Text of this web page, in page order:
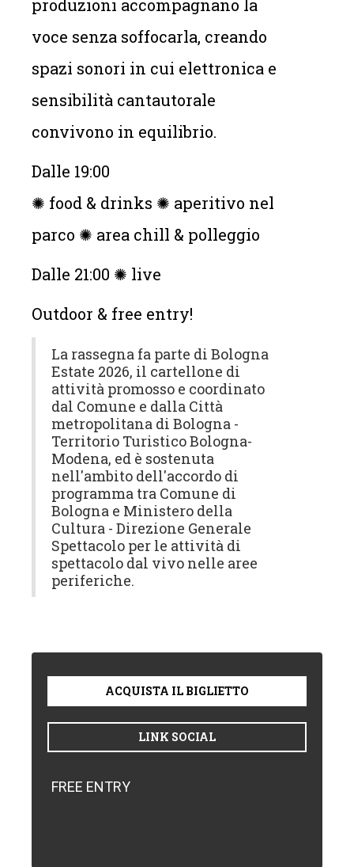
produzioni accompagnano la
voce senza soffocarla, creando
spazi sonori in cui elettronica e
sensibilità cantautorale
convivono in equilibrio.
Dalle 19:00
✺ food & drinks ✺ aperitivo nel
parco ✺ area chill & polleggio
Dalle 21:00 ✺ live
Outdoor & free entry!
La rassegna fa parte di Bologna
Estate 2026, il cartellone di
attività promosso e coordinato
dal Comune e dalla Città
metropolitana di Bologna -
Territorio Turistico Bologna-
Modena, ed è sostenuta
nell'ambito dell'accordo di
programma tra Comune di
Bologna e Ministero della
Cultura - Direzione Generale
Spettacolo per le attività di
spettacolo dal vivo nelle aree
periferiche.
ACQUISTA IL BIGLIETTO
LINK SOCIAL
FREE ENTRY